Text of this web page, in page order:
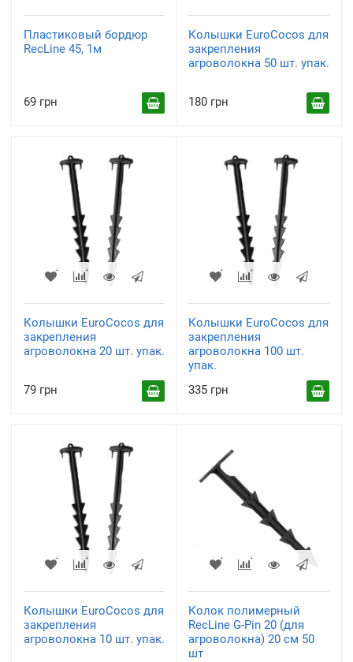
Пластиковый бордюр
RecLine 45, 1м
69 грн
Колышки EuroCocos для
закрепления
агроволокна 50 шт. упак.
180 грн
Колышки EuroCocos для
закрепления
агроволокна 20 шт. упак.
79 грн
Колышки EuroCocos для
закрепления
агроволокна 100 шт.
упак.
335 грн
Колышки EuroCocos для
закрепления
агроволокна 10 шт. упак.
Колок полимерный
RecLine G-Pin 20 (для
агроволокна) 20 см 50
шт